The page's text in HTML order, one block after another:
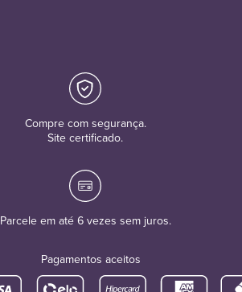
Compre com segurança.
Site certificado.
Parcele em até 6 vezes sem juros.
Pagamentos aceitos